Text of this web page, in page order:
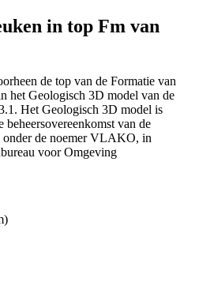
in top Fm van
de top van de Formatie van
het Geologisch 3D model van de
Het Geologisch 3D model is
beheersovereenkomst van de
de noemer VLAKO, in
voor Omgeving